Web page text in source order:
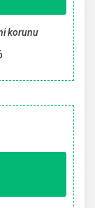
korunu